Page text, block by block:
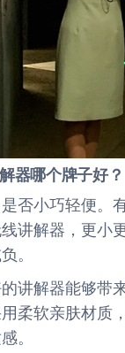
器哪个牌子好？
否小巧轻便。
讲解器，更小
。
讲解器能够带
柔软亲肤材质
。